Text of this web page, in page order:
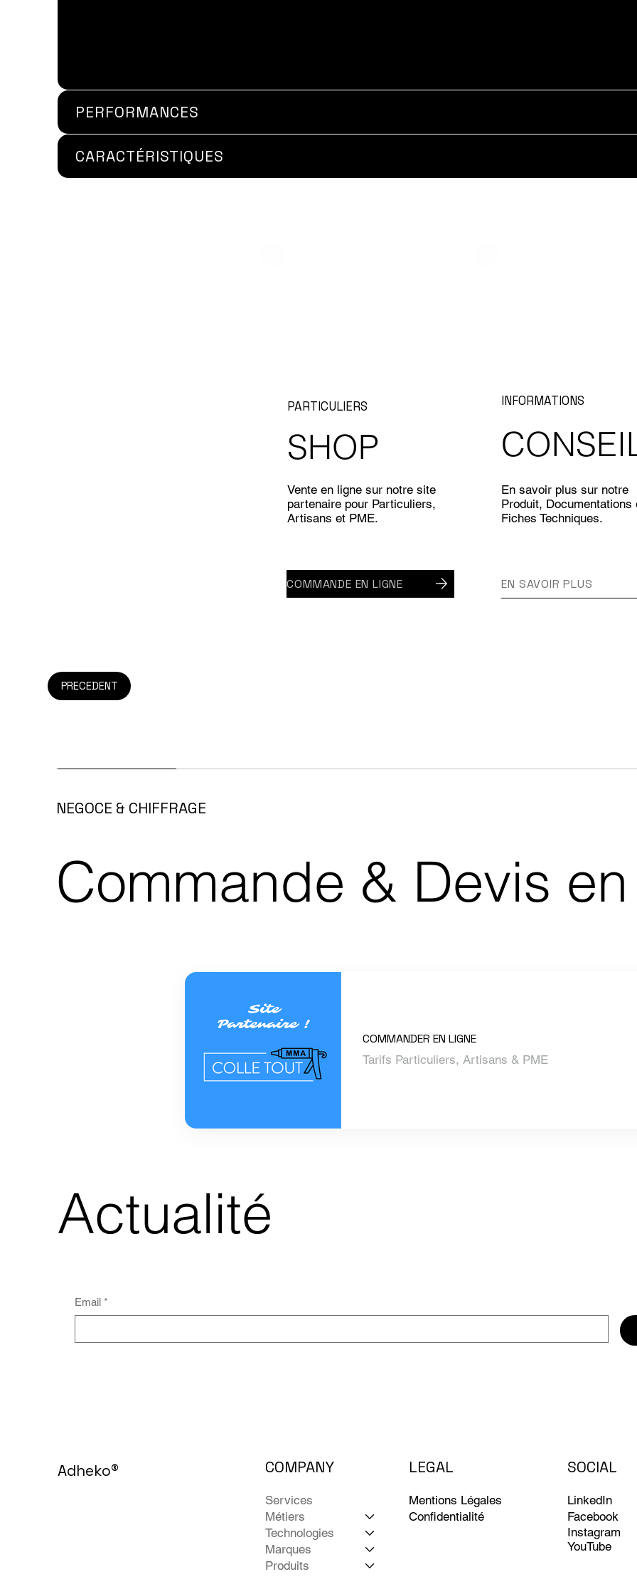
PERFORMANCES
CARACTÉRISTIQUES
SHOP
PARTICULIERS
Vente en ligne sur notre site
partenaire pour Particuliers,
Artisans et PME.
COMMANDE EN LIGNE
INFORMATIONS
En savoir plus sur notre
Produit, Documentations
Fiches Techniques.
EN SAVOIR PLUS
PRECEDENT
COMMANDER EN LIGNE
Tarifs Particuliers, Artisans & PME
Commande & Devis
NEGOCE & CHIFFRAGE
Adheko®
Services
Métiers
Technologies
Marques
Produits
COMPANY LEGAL
Confidentialité
Mentions Légales
SOCIAL
LinkedIn
Facebook
Instagram
YouTube
Actualité
Email *